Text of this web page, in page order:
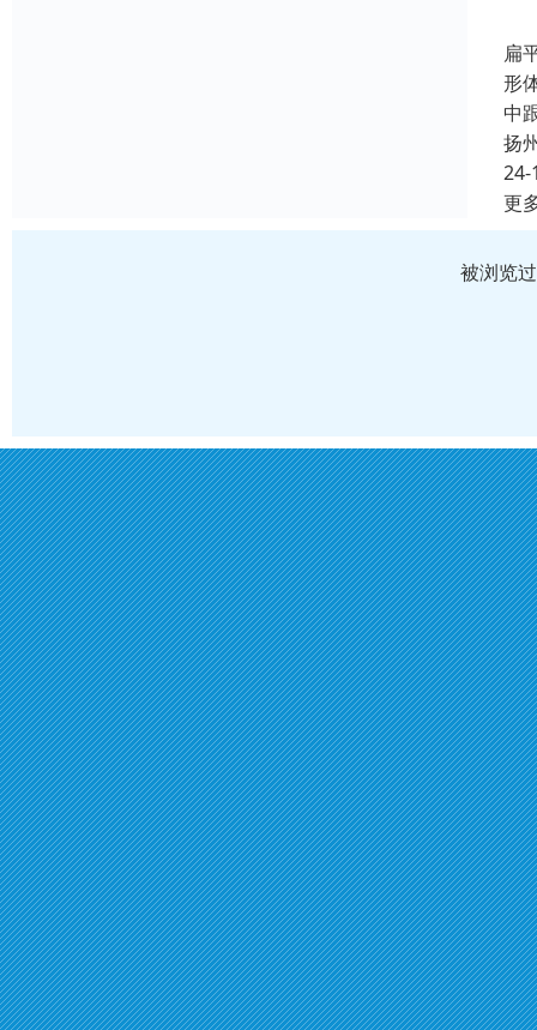
扁
形
中
扬
24-
更
被浏览